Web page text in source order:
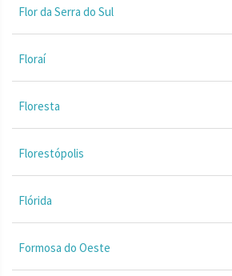
Flor da Serra do Sul
Floraí
Floresta
Florestópolis
Flórida
Formosa do Oeste